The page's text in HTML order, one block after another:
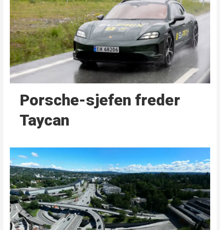
Porsche-sjefen freder
Taycan